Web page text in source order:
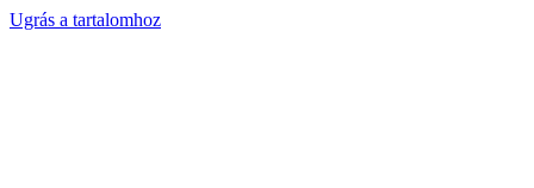
Ugrás a tartalomhoz